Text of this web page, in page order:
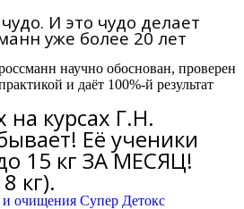
И это чудо делает
уже более 20 лет
научно обоснован, проверен
и даёт 100%-й результат
курсах Г.Н.
Её ученики
15 кг ЗА МЕСЯЦ!
кг).
и очищения Супер Детокс